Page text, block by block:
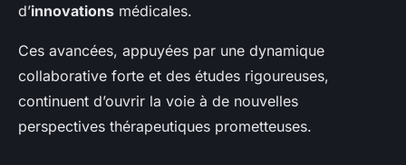
d’innovations médicales.
Ces avancées, appuyées par une dynamique
collaborative forte et des études rigoureuses,
continuent d’ouvrir la voie à de nouvelles
perspectives thérapeutiques prometteuses.